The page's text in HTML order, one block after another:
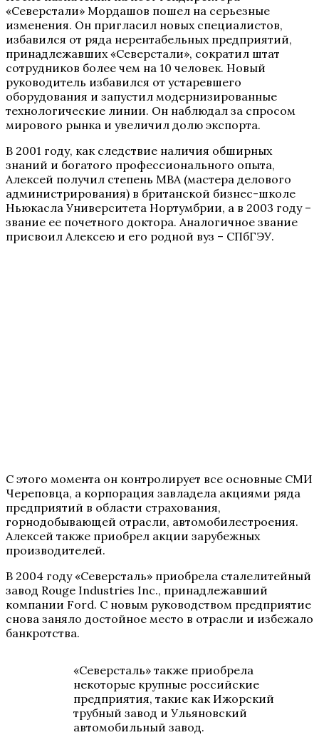
«Северстали» Мордашов пошел на серьезные
изменения. Он пригласил новых специалистов,
избавился от ряда нерентабельных предприятий,
принадлежавших «Северстали», сократил штат
сотрудников более чем на 10 человек. Новый
руководитель избавился от устаревшего
оборудования и запустил модернизированные
технологические линии. Он наблюдал за спросом
мирового рынка и увеличил долю экспорта.
В 2001 году, как следствие наличия обширных
знаний и богатого профессионального опыта,
Алексей получил степень MBA (мастера делового
администрирования) в британской бизнес-школе
Ньюкасла Университета Нортумбрии, а в 2003 году –
звание ее почетного доктора. Аналогичное звание
присвоил Алексею и его родной вуз – СПбГЭУ.
С этого момента он контролирует все основные СМИ
Череповца, а корпорация завладела акциями ряда
предприятий в области страхования,
горнодобывающей отрасли, автомобилестроения.
Алексей также приобрел акции зарубежных
производителей.
В 2004 году «Северсталь» приобрела сталелитейный
завод Rouge Industries Inc., принадлежавший
компании Ford. С новым руководством предприятие
снова заняло достойное место в отрасли и избежало
банкротства.
«Северсталь» также приобрела
некоторые крупные российские
предприятия, такие как Ижорский
трубный завод и Ульяновский
автомобильный завод.